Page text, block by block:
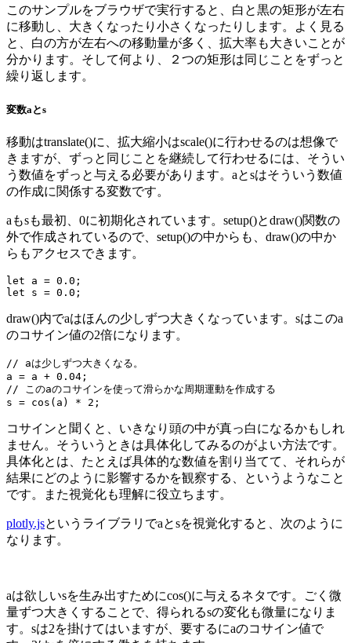
このサンプルをブラウザで実行すると、白と黒の矩形が左右
に移動し、大きくなったり小さくなったりします。よく見る
と、白の方が左右への移動量が多く、拡大率も大きいことが
分かります。そして何より、２つの矩形は同じことをずっと
繰り返します。
変数aとs
移動はtranslate()に、拡大縮小はscale()に行わせるのは想像で
きますが、ずっと同じことを継続して行わせるには、そうい
う数値をずっと与える必要があります。aとsはそういう数値
の作成に関係する変数です。
aもsも最初、0に初期化されています。setup()とdraw()関数の
外で作成されているので、setup()の中からも、draw()の中か
らもアクセスできます。
let a = 0.0;
let s = 0.0;
draw()内でaはほんの少しずつ大きくなっています。sはこのa
のコサイン値の2倍になります。
// aは少しずつ大きくなる。
a = a + 0.04;
// このaのコサインを使って滑らかな周期運動を作成する
s = cos(a) * 2;
コサインと聞くと、いきなり頭の中が真っ白になるかもしれ
ません。そういうときは具体化してみるのがよい方法です。
具体化とは、たとえば具体的な数値を割り当てて、それらが
結果にどのように影響するかを観察する、というようなこと
です。また視覚化も理解に役立ちます。
plotly.jsというライブラリでaとsを視覚化すると、次のように
なります。
aは欲しいsを生み出すためにcos()に与えるネタです。ごく微
量ずつ大きくすることで、得られるsの変化も微量になりま
す。sは2を掛けてはいますが、要するにaのコサイン値で